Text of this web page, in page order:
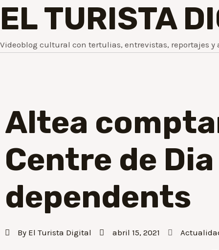
EL TURISTA
Videoblog cultural con tertulias, entrevistas, reportajes y
Altea
Centre de
dependents
By El Turista Digital abril 15, 2021